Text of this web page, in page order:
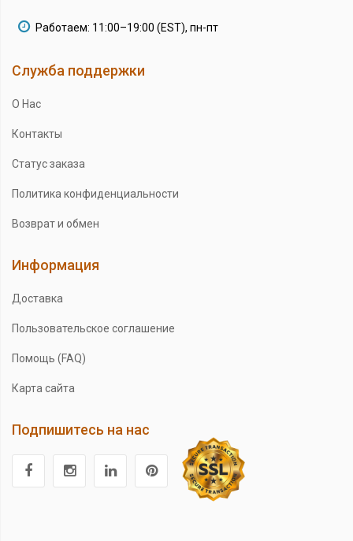
Работаем: 11:00–19:00 (EST), пн-пт
Служба поддержки
О Нас
Контакты
Статус заказа
Политика конфиденциальности
Возврат и обмен
Информация
Доставка
Пользовательское соглашение
Помощь (FAQ)
Карта сайта
Подпишитесь на нас